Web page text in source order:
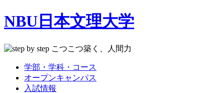
NBU日本文理大学
学部・学科・コース
オープンキャンパス
入試情報